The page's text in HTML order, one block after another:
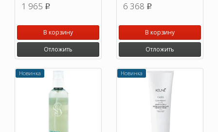
1 965 p
В корзину
Отложить
6 368 p
В корзину
Отложить
Новинка Новинка